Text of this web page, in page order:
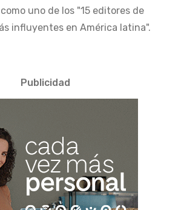
uno de los "15 editores de
influyentes en América latina".
Publicidad